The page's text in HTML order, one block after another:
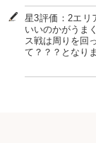
星3評価：2エリ
いいのかがうま
ス戦は周りを回
て？？？となり